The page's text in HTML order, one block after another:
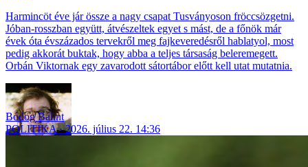
Harmincöt éve jár össze a nagy csapat Tusványoson fröccsözgetni.
Jóban-rosszban együtt, átvészeltek egyet s mást, de a főnök már
évek óta évszázados tervekről meg fajkeveredésről hablatyol, most
pedig akkorát buktak, hogy abba a teljes társaság beleremegett.
Orbán Viktornak egy zavarodott sátortábor előtt kell utat mutatnia.
Bódog Bálint
POLITIKA
2026. július 22. 14:36